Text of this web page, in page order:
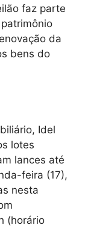
faz parte
da
bens do
Idel
lotes
lances até
feira (17),
nesta
(horário